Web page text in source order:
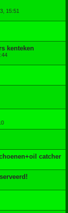
15:51
kenteken
catcher